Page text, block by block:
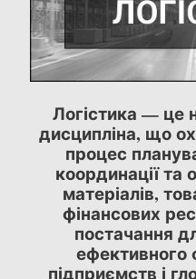
Логістика — це
дисципліна, що
процес
координації та
матеріалів,
фінансових
постачання
ефективного
підприємств і